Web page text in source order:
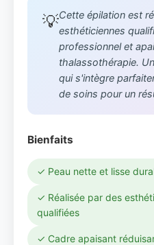
💡Cette épilation est
esthéticiennes
professionnel et
thalassothérapie.
qui s'intègre
de soins pour un
Bienfaits
✓ Peau nette et lisse
✓ Réalisée par des
qualifiées
✓ Cadre apaisant